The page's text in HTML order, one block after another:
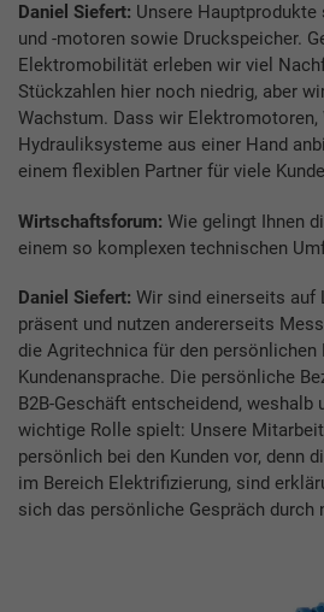
Daniel Siefert: Unsere
und -motoren sowie Druckspeicher.
Elektromobilität erleben wir viel
Stückzahlen hier noch niedrig, aber
Wachstum. Dass wir Elektromotoren,
Hydrauliksysteme aus einer Hand
einem flexiblen Partner für viele
Wirtschaftsforum: Wie gelingt Ihnen
einem so komplexen technischen
Daniel Siefert: Wir sind einerseits auf
präsent und nutzen andererseits
die Agritechnica für den persönlichen
Kundenansprache. Die persönliche
B2B-Geschäft entscheidend, weshalb
wichtige Rolle spielt: Unsere
persönlich bei den Kunden vor, denn
im Bereich Elektrifizierung, sind
sich das persönliche Gespräch durch